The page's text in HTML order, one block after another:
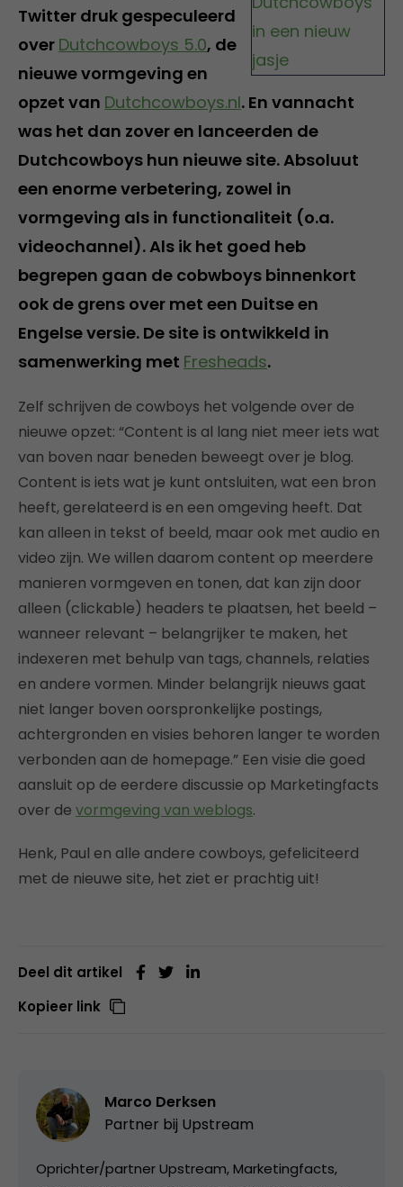
Twitter druk gespeculeerd
over Dutchcowboys 5.0, de
nieuwe vormgeving en
opzet van Dutchcowboys.nl. En vannacht
was het dan zover en lanceerden de
Dutchcowboys hun nieuwe site. Absoluut
een enorme verbetering, zowel in
vormgeving als in functionaliteit (o.a.
videochannel). Als ik het goed heb
begrepen gaan de cobwboys binnenkort
ook de grens over met een Duitse en
Engelse versie. De site is ontwikkeld in
samenwerking met Fresheads.
Zelf schrijven de cowboys het volgende over de
nieuwe opzet: “Content is al lang niet meer iets wat
van boven naar beneden beweegt over je blog.
Content is iets wat je kunt ontsluiten, wat een bron
heeft, gerelateerd is en een omgeving heeft. Dat
kan alleen in tekst of beeld, maar ook met audio en
video zijn. We willen daarom content op meerdere
manieren vormgeven en tonen, dat kan zijn door
alleen (clickable) headers te plaatsen, het beeld –
wanneer relevant – belangrijker te maken, het
indexeren met behulp van tags, channels, relaties
en andere vormen. Minder belangrijk nieuws gaat
niet langer boven oorspronkelijke postings,
achtergronden en visies behoren langer te worden
verbonden aan de homepage.” Een visie die goed
aansluit op de eerdere discussie op Marketingfacts
over de vormgeving van weblogs.
Henk, Paul en alle andere cowboys, gefeliciteerd
met de nieuwe site, het ziet er prachtig uit!
Deel dit artikel
Kopieer link
Marco Derksen
Partner bij Upstream
Oprichter/partner Upstream, Marketingfacts,